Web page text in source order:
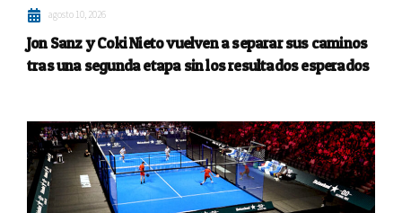
agosto 10, 2026
Jon Sanz y Coki Nieto vuelven a separar sus caminos
tras una segunda etapa sin los resultados esperados